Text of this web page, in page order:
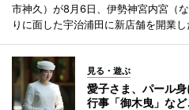
市神久）が8月6日、伊勢神宮内宮（
りに面した宇治浦田に新店舗を開業し
見る・遊ぶ
愛子さま、パール
行事「御木曳」な